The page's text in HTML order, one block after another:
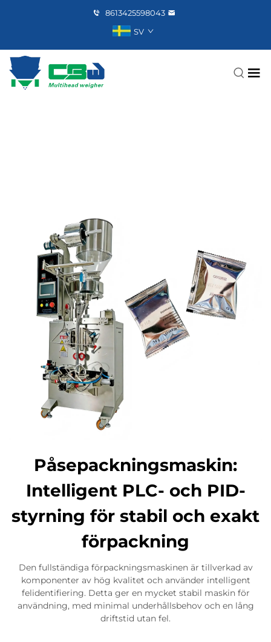
8613425598043
SV
Påsepackningsmaskin:
Intelligent PLC- och PID-
styrning för stabil och exakt
förpackning
Den fullständiga förpackningsmaskinen är tillverkad av
komponenter av hög kvalitet och använder intelligent
felidentifiering. Detta ger en mycket stabil maskin för
användning, med minimal underhållsbehov och en lång
driftstid utan fel.